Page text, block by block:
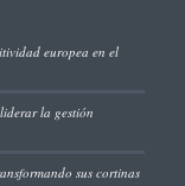
europea en el
la gestión
sus cortinas